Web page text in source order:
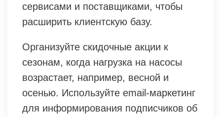
сервисами и поставщиками, чтобы
расширить клиентскую базу.
Организуйте скидочные акции к
сезонам, когда нагрузка на насосы
возрастает, например, весной и
осенью. Используйте email-маркетинг
для информирования подписчиков об